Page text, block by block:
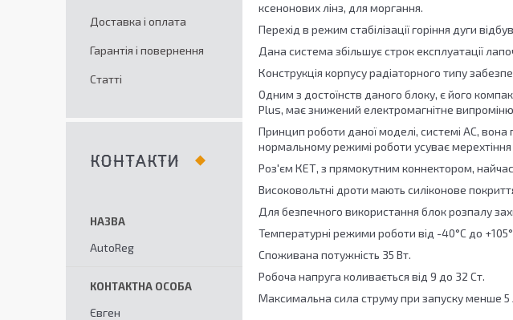
ксенонових лінз, для моргання.
Перехід в режим стабілізації горіння дуги
Дана система збільшує строк експлуатації
Конструкція корпусу радіаторного типу
Одним з достоїнств даного блоку, є його
Plus, має знижений електромагнітне
Принцип роботи даної моделі, системі AC,
нормальному режимі роботи усуває мерехтіння
Роз'єм КЕТ, з прямокутним коннектором,
Високовольтні дроти мають силіконове
Для безпечного використання блок розпалу
Температурні режими роботи від -40°C до
Споживана потужність 35 Вт.
Робоча напруга коливається від 9 до 32 Ст.
Максимальна сила струму при запуску менше 5
Доставка і оплата
Гарантія і повернення
Статті
КОНТАКТИ
AutoReg
Євген